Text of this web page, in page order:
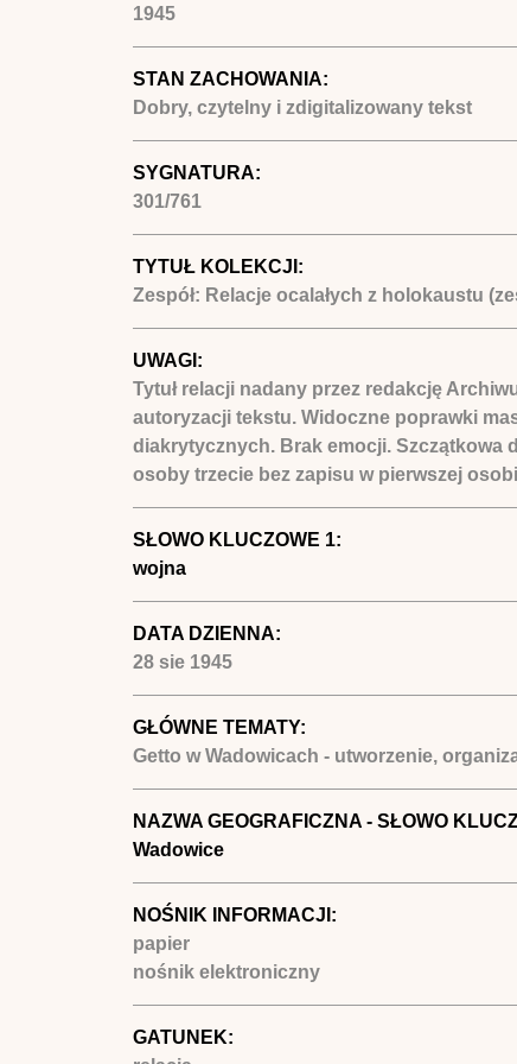
1945
STAN ZACHOWANIA:
Dobry, czytelny i zdigitalizowany tekst
SYGNATURA:
301/761
TYTUŁ KOLEKCJI:
Zespół: Relacje ocalałych z holokaustu
UWAGI:
Tytuł relacji nadany przez redakcję
autoryzacji tekstu. Widoczne poprawki
diakrytycznych. Brak emocji. Szczątkowa
osoby trzecie bez zapisu w pierwszej
SŁOWO KLUCZOWE 1:
wojna
DATA DZIENNA:
28 sie 1945
GŁÓWNE TEMATY:
Getto w Wadowicach - utworzenie,
NAZWA GEOGRAFICZNA - SŁOWO
Wadowice
NOŚNIK INFORMACJI:
papier
nośnik elektroniczny
GATUNEK: